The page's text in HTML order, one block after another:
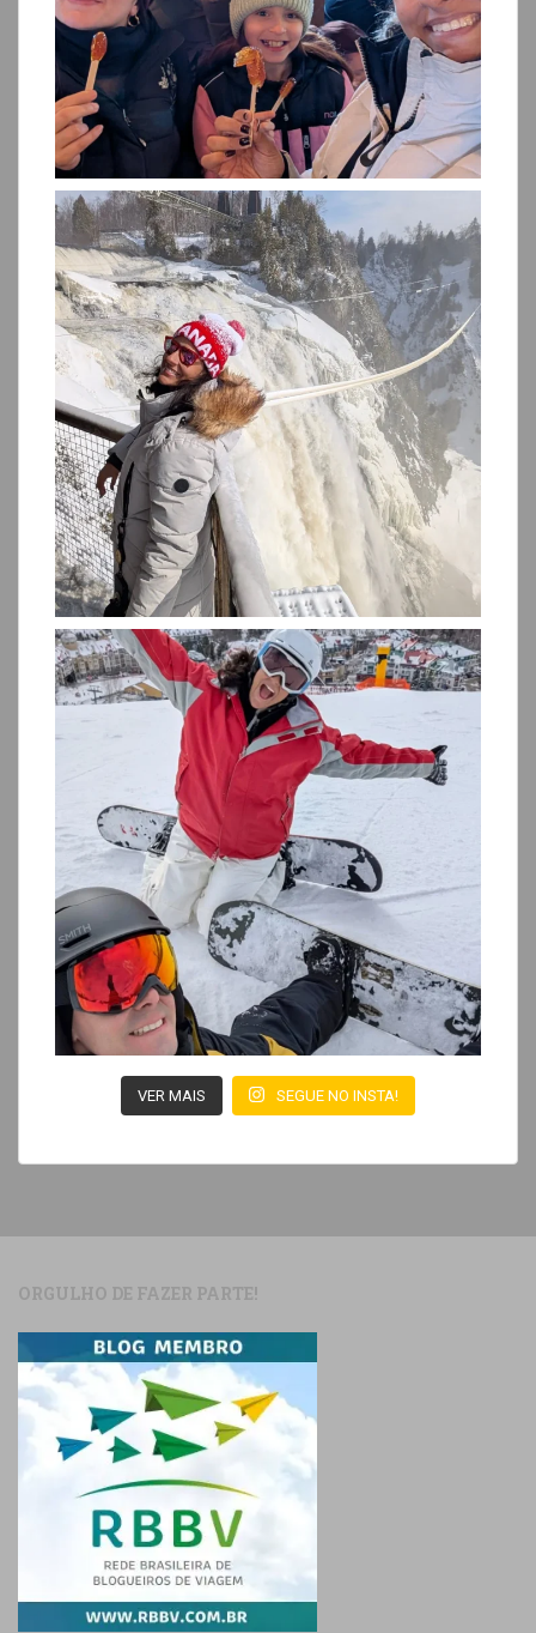
VER MAIS SEGUE NO INSTA!
ORGULHO DE FAZER PARTE!